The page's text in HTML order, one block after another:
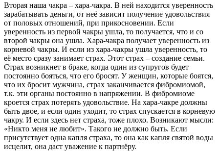
Вторая наша чакра – хара-чакра. В ней находится уверенность
зарабатывать деньги, от неё зависит получение удовольствия
от половых отношений, при прикосновении. Если
уверенность из первой чакры ушла, то получается, что и со
второй чакры она ушла. Хара-чакра получает уверенность из
корневой чакры. И если из хара-чакры ушла уверенность, то
её место сразу занимает страх. Этот страх – создание семьи.
Страх возникнет в браке, когда один из супругов будет
постоянно бояться, что его бросят. У женщин, которые боятся,
что их бросит мужчина, страх заканчивается фибромиомой,
т.к. эти органы постоянно в напряжении. В фибромиоме
кроется страх потерять удовольствие. На хара-чакре должны
быть двое, и если один уходит, то страх спускается в корневую
чакру. И если здесь нет страха, тоже плохо. Возникают мысли:
«Никто меня не любит». Такого не должно быть. Если
присутствует одна капля страха, то она как капля святой воды
исцелит, она даст уважение к партнёру.